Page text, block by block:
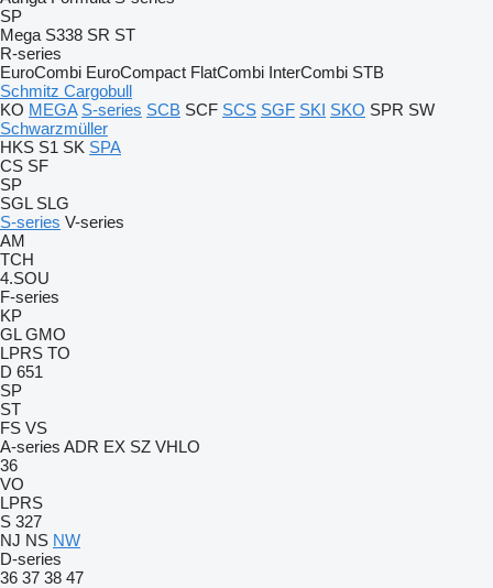
SP
Mega S338 SR ST
R-series
EuroCombi EuroCompact FlatCombi InterCombi STB
Schmitz Cargobull
KO MEGA S-series SCB SCF SCS SGF SKI SKO SPR SW
Schwarzmüller
HKS S1 SK SPA
CS SF
SP
SGL SLG
S-series V-series
AM
TCH
4.SOU
F-series
KP
GL GMO
LPRS TO
D 651
SP
ST
FS VS
A-series ADR EX SZ VHLO
36
VO
LPRS
S 327
NJ NS NW
D-series
36 37 38 47